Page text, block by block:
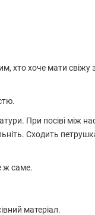
хто хоче мати свіжу
При посіві між
Сходить
ж саме.
матеріал.